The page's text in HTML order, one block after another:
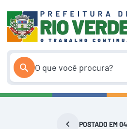
conteúdo
POSTADO EM